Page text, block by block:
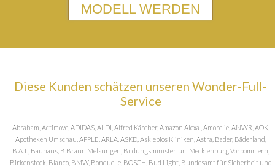
MODELL WERDEN
Diese Kunden schätzen unseren Wonder-Full-
Service
Abraham, Actimove, ADIDAS, ALDI, Alfred Kärcher, Amazon Alexa , Amorelie, ANWR, AOK,
Apotheken Umschau, APPLE, ARLA, ASKD, Asklepios Kliniken, Astra, Bader, Bäderland,
B.A.T., Bauhaus, B.Braun Melsungen, Bildungsministerium Mecklenburg Vorpommern,
Birkenstock, Blanco, BMW, Bonduelle, BOSCH, Bud Light, Bundesamt für Sicherheit und